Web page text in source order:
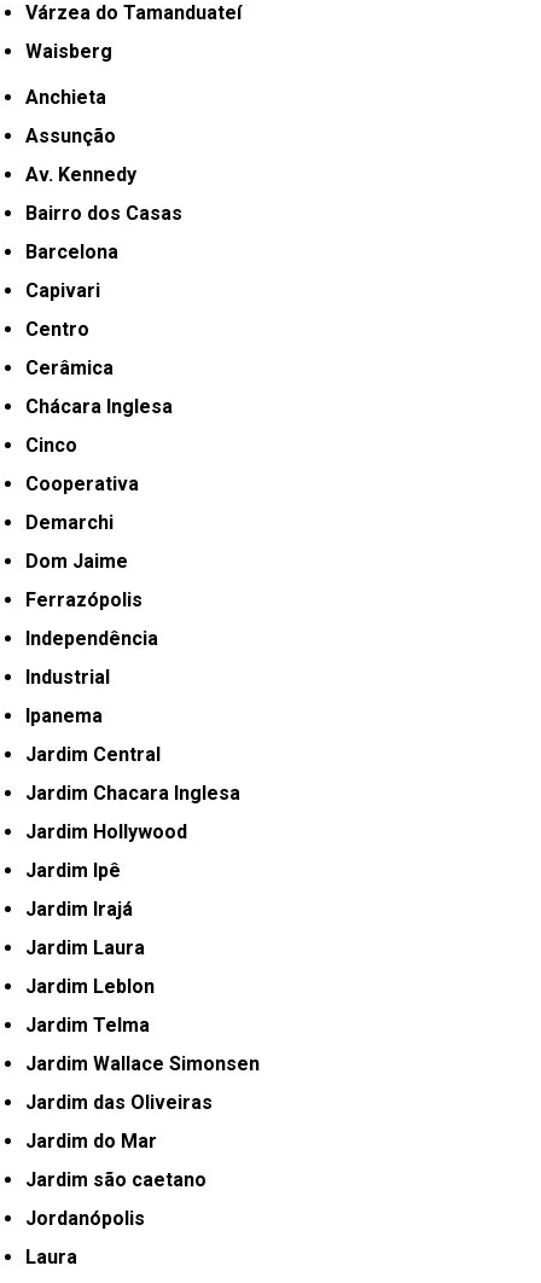
Várzea do Tamanduateí
Waisberg
Anchieta
Assunção
Av. Kennedy
Bairro dos Casas
Barcelona
Capivari
Centro
Cerâmica
Chácara Inglesa
Cinco
Cooperativa
Demarchi
Dom Jaime
Ferrazópolis
Independência
Industrial
Ipanema
Jardim Central
Jardim Chacara Inglesa
Jardim Hollywood
Jardim Ipê
Jardim Irajá
Jardim Laura
Jardim Leblon
Jardim Telma
Jardim Wallace Simonsen
Jardim das Oliveiras
Jardim do Mar
Jardim são caetano
Jordanópolis
Laura